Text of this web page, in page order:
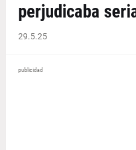
perjudicaba
29.5.25
publicidad